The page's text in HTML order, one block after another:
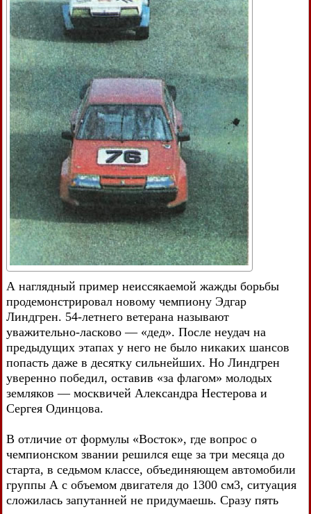
А наглядный пример неиссякаемой жажды борьбы
продемонстрировал новому чемпиону Эдгар
Линдгрен. 54-летнего ветерана называют
уважительно-ласково — «дед». После неудач на
предыдущих этапах у него не было никаких шансов
попасть даже в десятку сильнейших. Но Линдгрен
уверенно победил, оставив «за флагом» молодых
земляков — москвичей Александра Нестерова и
Сергея Одинцова.
В отличие от формулы «Восток», где вопрос о
чемпионском звании решился еще за три месяца до
старта, в седьмом классе, объединяющем автомобили
группы А с объемом двигателя до 1300 см3, ситуация
сложилась запутанней не придумаешь. Сразу пять